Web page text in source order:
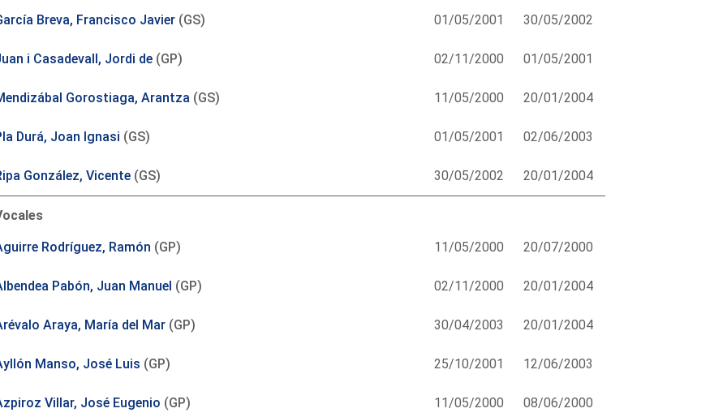
Breva, Francisco Javier(GS) 01/05/2001 30/05/2002
i Casadevall, Jordi de(GP) 02/11/2000 01/05/2001
Gorostiaga, Arantza (GS) 11/05/2000 20/01/2004
Durá, Joan Ignasi (GS) 01/05/2001 02/06/2003
González, Vicente(GS) 30/05/2002 20/01/2004
Rodríguez, Ramón (GP) 11/05/2000 20/07/2000
Pabón, Juan Manuel (GP) 02/11/2000 20/01/2004
Araya, María del Mar(GP) 30/04/2003 20/01/2004
Manso, José Luis (GP) 25/10/2001 12/06/2003
Villar, José Eugenio (GP) 11/05/2000 08/06/2000